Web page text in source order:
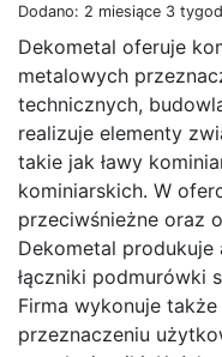
Dodano: 2 miesiące 3
Dekometal oferuje
metalowych
technicznych,
realizuje elementy
takie jak ławy
kominiarskich. W
przeciwśnieżne oraz
Dekometal produkuje
łączniki podmurówki
Firma wykonuje
przeznaczeniu